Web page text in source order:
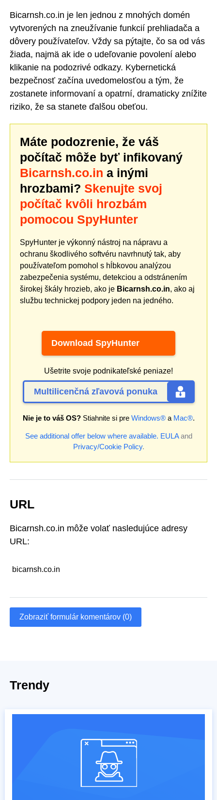
Bicarnsh.co.in je len jednou z mnohých domén
vytvorených na zneužívanie funkcií prehliadača a
dôvery používateľov. Vždy sa pýtajte, čo sa od vás
žiada, najmä ak ide o udeľovanie povolení alebo
klikanie na podozrivé odkazy. Kybernetická
bezpečnosť začína uvedomelosťou a tým, že
zostanete informovaní a opatrní, dramaticky znížite
riziko, že sa stanete ďalšou obeťou.
Máte podozrenie, že váš
počítač môže byť infikovaný
Bicarnsh.co.in a inými
hrozbami? Skenujte svoj
počítač kvôli hrozbám
pomocou SpyHunter
SpyHunter je výkonný nástroj na nápravu a
ochranu škodlivého softvéru navrhnutý tak, aby
používateľom pomohol s hĺbkovou analýzou
zabezpečenia systému, detekciou a odstránením
širokej škály hrozieb, ako je Bicarnsh.co.in, ako aj
službu technickej podpory jeden na jedného.
Download SpyHunter
Ušetrite svoje podnikateľské peniaze!
Multilicenčná zľavová ponuka
Nie je to váš OS?Stiahnite si pre Windows®a Mac®.
See additional offer below where available. EULAand
Privacy/Cookie Policy.
URL
Bicarnsh.co.in môže volať nasledujúce adresy
URL:
bicarnsh.co.in
Zobraziť formulár komentárov (0)
Trendy